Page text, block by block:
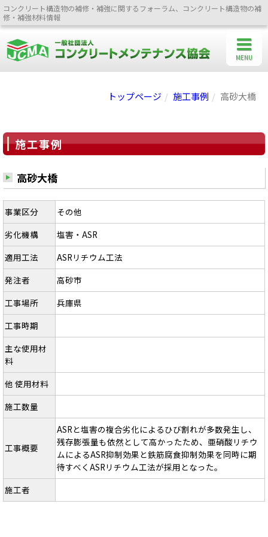
コンクリート構造物の補修・補強に関するフォーラム、コンクリート構造物の補
修・補強材料情報
トップページ 施工事例 高砂大橋
施工事例
高砂大橋
事業区分
その他
劣化機構
塩害・ASR
適用工法
ASRリチウム工法
発注者
高砂市
工事場所
兵庫県
工事時期
主な使用材
料
他 使用材料
施工数量
工事概要
ASRと塩害の複合劣化によるひび割れが多数発生し、
残存膨張量も依然として高かったため、亜硝酸リチウ
ムによるASR抑制効果と鉄筋腐食抑制効果を同時に期
待すべくASRリチウム工法が採用となった。
施工者
MENU